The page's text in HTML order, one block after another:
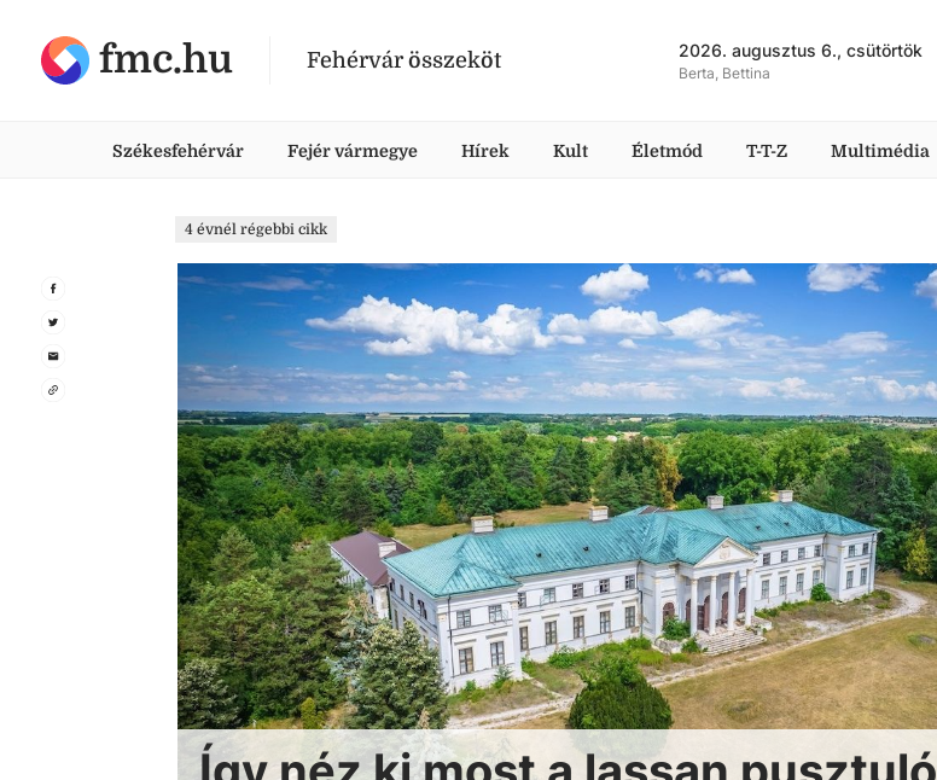
fmc.hu Fehérvár összeköt 2026. augusztus 6., csütörtök
Berta, Bettina
Székesfehérvár Fejér vármegye Hírek Kult Életmód T-T-Z Multimédia
4 évnél régebbi cikk